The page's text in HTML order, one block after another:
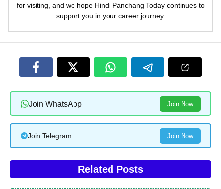
for visiting, and we hope Hindi Panchang Today continues to
support you in your career journey.
Join WhatsApp Join Now
Join Telegram Join Now
Related Posts